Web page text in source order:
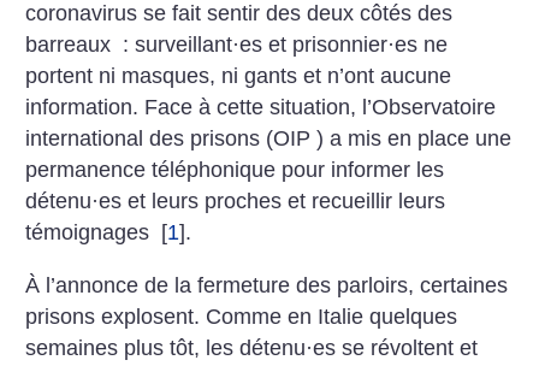
coronavirus se fait sentir des deux côtés des
barreaux : surveillant·es et prisonnier·es ne
portent ni masques, ni gants et n’ont aucune
information. Face à cette situation, l’Observatoire
international des prisons (OIP ) a mis en place une
permanence téléphonique pour informer les
détenu·es et leurs proches et recueillir leurs
témoignages [1].
À l’annonce de la fermeture des parloirs, certaines
prisons explosent. Comme en Italie quelques
semaines plus tôt, les détenu·es se révoltent et